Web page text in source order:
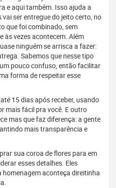
e aqui também. Isso ajuda a
ser entregue do jeito certo, no
que foi combinado, sem
às vezes acontecem. Além
ninguém se arrisca a fazer:
Sabemos que nesse tipo
pouco confuso, então facilitar
forma de respeitar esse
15 dias após receber, usando
mais fácil pra você. E outro
mas que faz diferença: a gente
mais transparência e
sua coroa de flores para em
esses detalhes. Eles
aconteça direitinha